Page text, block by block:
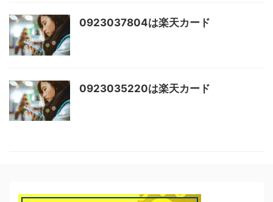
0923037804は楽天カード
0923035220は楽天カード